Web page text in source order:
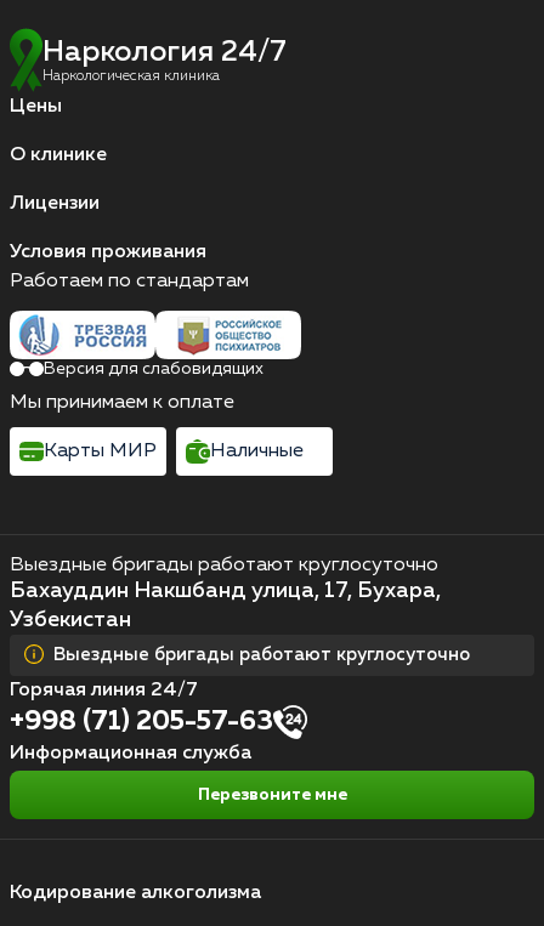
Наркология 24/7
Наркологическая клиника
Цены
О клинике
Лицензии
Условия проживания
Кодирование алкоголизма
Выездные бригады работают круглосуточно
Бахауддин Накшбанд улица, 17, Бухара,
Узбекистан
Выездные бригады работают круглосуточно
Горячая линия 24/7
+998 (71) 205-57-63
Информационная служба
Перезвоните мне
Работаем по стандартам
Версия для слабовидящих
Мы принимаем к оплате
Карты МИР Наличные